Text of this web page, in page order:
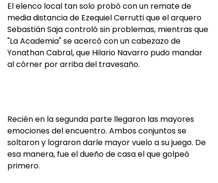
El elenco local tan solo probó con un remate de
media distancia de Ezequiel Cerrutti que el arquero
Sebastián Saja controló sin problemas, mientras que
"La Academia" se acercó con un cabezazo de
Yonathan Cabral, que Hilario Navarro pudo mandar
al córner por arriba del travesaño.
Recién en la segunda parte llegaron las mayores
emociones del encuentro. Ambos conjuntos se
soltaron y lograron darle mayor vuelo a su juego. De
esa manera, fue el dueño de casa el que golpeó
primero.